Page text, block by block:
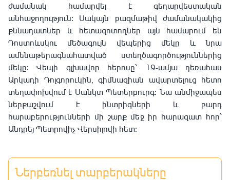
ժամանակ համարվել է գեղարվեստական
անհաջողություն։ Սակայն բազմաթիվ ժամանակակից
քննադատներ և հետազոտողներ այն համարում են
Դոստոևսկու մեծագույն վեպերից մեկը և նրա
ամենաթերագնահատված ստեղծագործություններից
մեկը։ Վեպի գլխավոր հերոսը՝ 19-ամյա դեռահաս
Արկադի Դոլգորուկին, գիմնազիան ավարտելուց հետո
տեղափոխվում է Սանկտ Պետերբուրգ։ Նա անմիջապես
ներքաշվում է ինտրիգների և բարդ
հարաբերությունների մի շարք մեջ իր հարազատ հոր՝
Անդրեյ Պետրովիչ Վերսիլովի հետ։
Ներբեռնել տարբերակները